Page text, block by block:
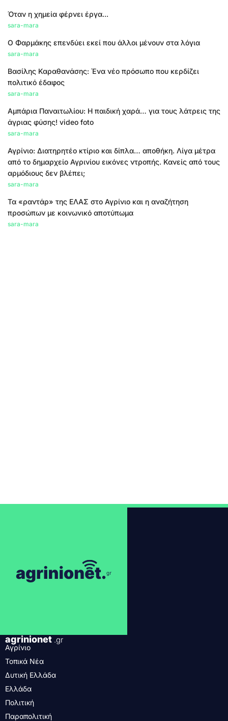
Όταν η χημεία φέρνει έργα...
sara-mara
Ο Φαρμάκης επενδύει εκεί που άλλοι μένουν στα λόγια
sara-mara
Βασίλης Καραθανάσης: Ένα νέο πρόσωπο που κερδίζει
πολιτικό έδαφος
sara-mara
Αμπάρια Παναιτωλίου: Η παιδική χαρά… για τους λάτρεις της
άγριας φύσης! video foto
sara-mara
Αγρίνιο: Διατηρητέο κτίριο και δίπλα… αποθήκη. Λίγα μέτρα
από το δημαρχείο Αγρινίου εικόνες ντροπής. Κανείς από τους
αρμόδιους δεν βλέπει;
sara-mara
Τα «ραντάρ» της ΕΛΑΣ στο Αγρίνιο και η αναζήτηση
προσώπων με κοινωνικό αποτύπωμα
sara-mara
agrinionet .gr
Αγρίνιο
Τοπικά Νέα
Δυτική Ελλάδα
Ελλάδα
Πολιτική
Παραπολιτική